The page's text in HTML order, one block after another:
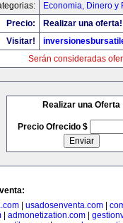
Economia, Dinero y
Precio:
Realizar una oferta!
Visitar!
Serán consideradas
Realizar una Oferta
Precio Ofrecido $
usadosenventa.com
admonetization.com